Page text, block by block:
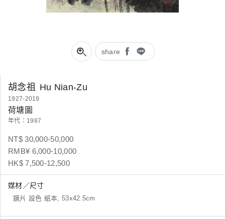
share
胡念祖 Hu Nian-Zu
1927-2019
荷塘圖
年代：1987
NT$ 30,000-50,000
RMB¥ 6,000-10,000
HK$ 7,500-12,500
媒材／尺寸
鏡片 設色 紙本, 53x42.5cm